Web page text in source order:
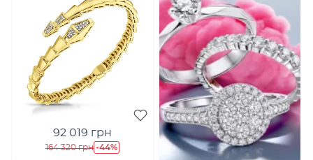
92 019 грн
164 320 грн -44%